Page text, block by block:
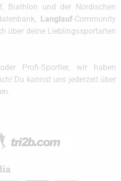
Biathlon und der Nordischen
Langlauf-Community
über deine Lieblingssportarten
Profi-Sportler, wir haben
Du kannst uns jederzeit über